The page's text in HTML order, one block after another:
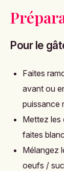
Pour le
Faites
avant ou
puissance
Mettez les
faites
Mélangez
oeufs /